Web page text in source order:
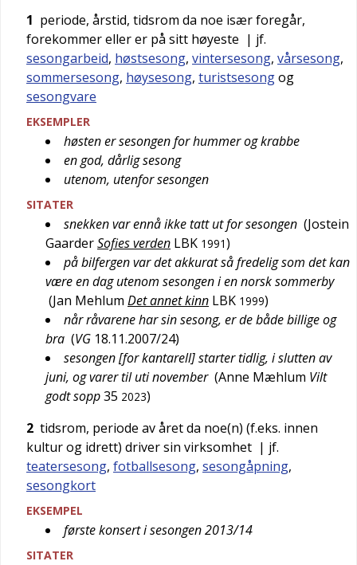
1 periode, årstid, tidsrom da noe især foregår,
forekommer eller er på sitt høyeste | jf.
sesongarbeid, høstsesong, vintersesong, vårsesong,
sommersesong, høysesong, turistsesongog
sesongvare
EKSEMPLER
høsten er sesongen for hummer og krabbe
en god, dårlig sesong
utenom, utenfor sesongen
SITATER
snekken var ennå ikke tatt ut for sesongen (Jostein
GaarderSofies verden LBK 1991)
på bilfergen var det akkurat så fredelig som det kan
være en dag utenom sesongen i en norsk sommerby
(Jan Mehlum Det annet kinn LBK 1999)
når råvarene har sin sesong, er de både billige og
bra (VG 18.11.2007/24)
sesongen [for kantarell] starter tidlig, i slutten av
juni, og varer til uti november (Anne Mæhlum Vilt
godt sopp35 2023)
2 tidsrom, periode av året da noe(n) (f.eks. innen
kultur og idrett) driver sin virksomhet | jf.
teatersesong, fotballsesong, sesongåpning,
sesongkort
EKSEMPEL
første konsert i sesongen 2013/14
SITATER